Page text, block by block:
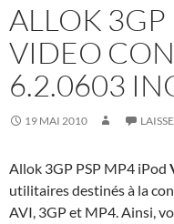
ALLOK 3GP
VIDEO
6.2.0603
19 MAI 2010
Allok 3GP PSP MP4 iPod
utilitaires destinés à la
AVI, 3GP et MP4. Ainsi,